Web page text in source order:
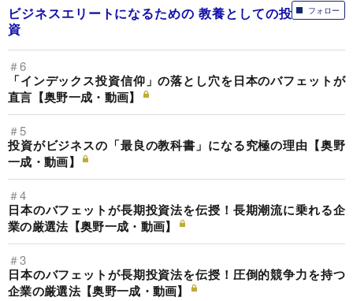
フォロー
ビジネスエリートになるための 教養としての投
資
＃6
「インデックス投資信仰」の落とし穴を日本のバフェットが
直言【奥野一成・動画】
＃5
投資がビジネスの「最良の教科書」になる究極の理由【奥野
一成・動画】
＃4
日本のバフェットが長期投資法を伝授！長期潮流に乗れる企
業の厳選法【奥野一成・動画】
＃3
日本のバフェットが長期投資法を伝授！圧倒的競争力を持つ
企業の厳選法【奥野一成・動画】